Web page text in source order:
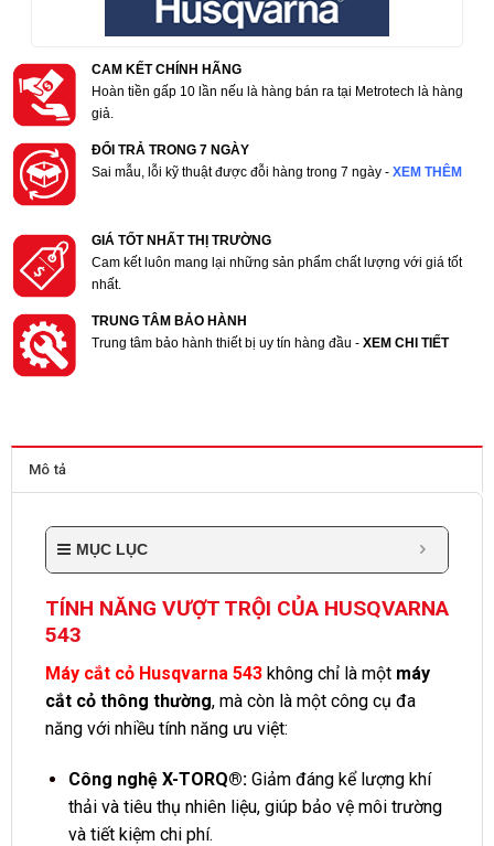
CAM KẾT CHÍNH HÃNG
Hoàn tiền gấp 10 lần nếu là hàng bán ra tại Metrotech là hàng
giả.
ĐỔI TRẢ TRONG 7 NGÀY
Sai mẫu, lỗi kỹ thuật được đỗi hàng trong 7 ngày - XEM THÊM
GIÁ TỐT NHẤT THỊ TRƯỜNG
Cam kết luôn mang lại những sản phẩm chất lượng với giá tốt
nhất.
TRUNG TÂM BẢO HÀNH
Trung tâm bảo hành thiết bị uy tín hàng đầu -XEM CHI TIẾT
Mô tả
MỤC LỤC
TÍNH NĂNG VƯỢT TRỘI CỦA HUSQVARNA
543
Máy cắt cỏ Husqvarna 543 không chỉ là một máy
cắt cỏ thông thường, mà còn là một công cụ đa
năng với nhiều tính năng ưu việt:
Công nghệ X-TORQ®:Giảm đáng kể lượng khí
thải và tiêu thụ nhiên liệu, giúp bảo vệ môi trường
và tiết kiệm chi phí.